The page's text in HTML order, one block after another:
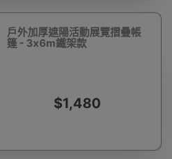
戶外加厚遮陽活動展覽摺疊帳
篷 - 3x6m鐵架款
$1,480